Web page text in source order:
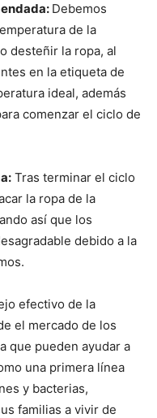
Debemos
de la
desteñir la ropa, al
en la etiqueta de
ideal, además
comenzar el ciclo de
Tras terminar el ciclo
la ropa de la
así que los
debido a la
efectivo de la
el mercado de los
que pueden ayudar a
una primera línea
y bacterias,
familias a vivir de